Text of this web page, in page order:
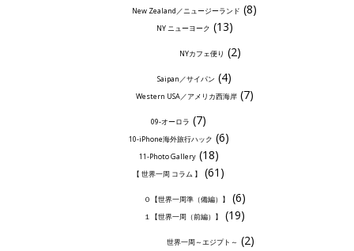
New Zealand／ニュージーランド (8)
NY ニューヨーク (13)
NYカフェ便り (2)
Saipan／サイパン (4)
Western USA／アメリカ西海岸(7)
09-オーロラ (7)
10-iPhone海外旅行ハック (6)
11-Photo Gallery(18)
【 世界一周 コラム 】 (61)
０【世界一周準（備編）】 (6)
１【世界一周（前編）】 (19)
世界一周～エジプト～ (2)